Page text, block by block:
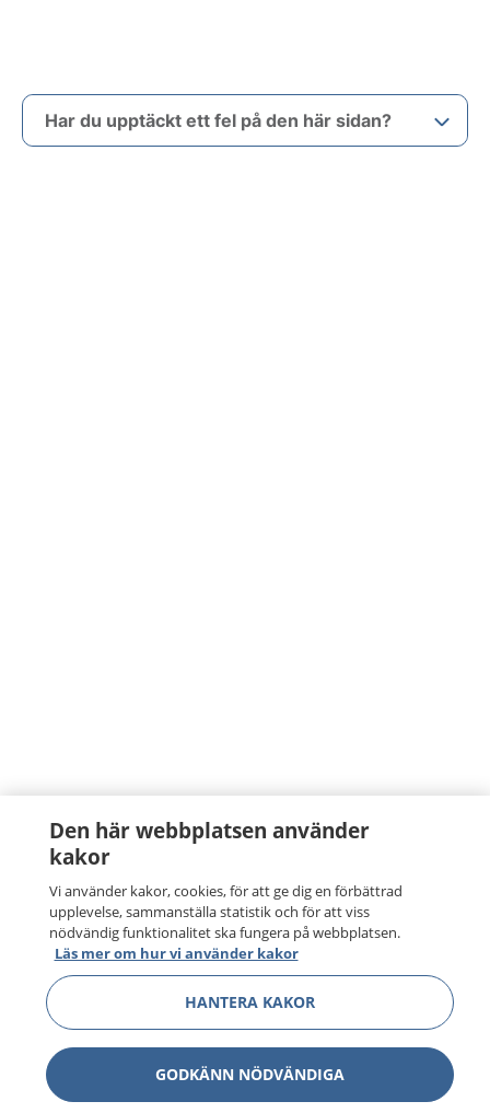
Har du upptäckt ett fel på den här sidan?
Den här webbplatsen använder
kakor
Vi använder kakor, cookies, för att ge dig en förbättrad
upplevelse, sammanställa statistik och för att viss
nödvändig funktionalitet ska fungera på webbplatsen.
Läs mer om hur vi använder kakor
HANTERA KAKOR
GODKÄNN NÖDVÄNDIGA